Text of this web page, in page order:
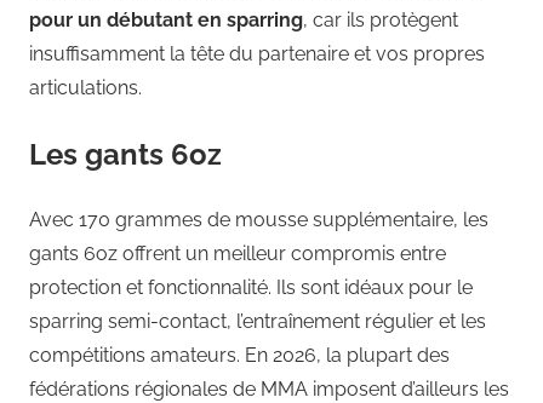
pour un débutant en sparring, car ils protègent
insuffisamment la tête du partenaire et vos propres
articulations.
Les gants 6oz
Avec 170 grammes de mousse supplémentaire, les
gants 6oz offrent un meilleur compromis entre
protection et fonctionnalité. Ils sont idéaux pour le
sparring semi-contact, l’entraînement régulier et les
compétitions amateurs. En 2026, la plupart des
fédérations régionales de MMA imposent d’ailleurs les